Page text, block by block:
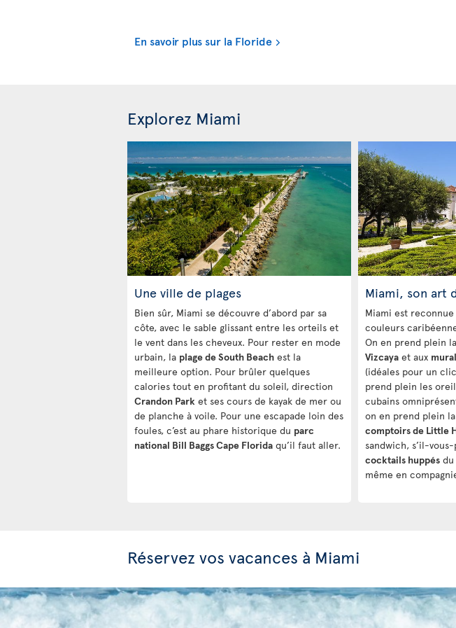
En savoir plus sur la Floride
Explorez Miami
Une ville de plages
Bien sûr, Miami se découvre d’abord par sa
côte, avec le sable glissant entre les orteils et
le vent dans les cheveux. Pour rester en mode
urbain, la plage de South Beach est la
meilleure option. Pour brûler quelques
calories tout en profitant du soleil, direction
Crandon Park et ses cours de kayak de mer ou
de planche à voile. Pour une escapade loin des
foules, c’est au phare historique du parc
national Bill Baggs Cape Florida qu’il faut aller.
Miami, son art
Miami est
couleurs
On en prend plein
Vizcaya et aux
(idéales pour un
prend plein les
cubains
on en prend plein
comptoirs de Little
sandwich, s’il-
cocktails huppés
même en
Réservez vos vacances à Miami